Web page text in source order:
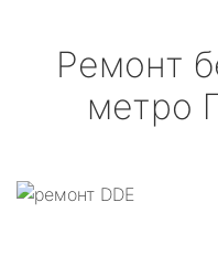
Ремонт
метро